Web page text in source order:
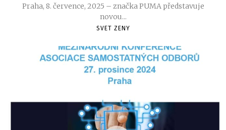
Praha, 8. července, 2025 – značka PUMA představuje
novou...
SVET ZENY